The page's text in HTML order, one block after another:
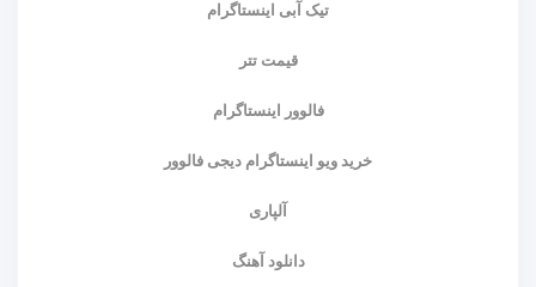
تیک آبی اینستاگرام
قیمت تتر
فالوور اینستاگرام
خرید ویو اینستاگرام دیجی فالوور
آلپاری
دانلود آهنگ